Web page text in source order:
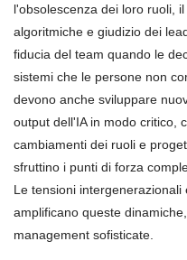
l'obsolescenza dei loro ruoli,
algoritmiche e giudizio dei
fiducia del team quando le
sistemi che le persone non
devono anche sviluppare
output dell'IA in modo critico,
cambiamenti dei ruoli e
sfruttino i punti di forza
Le tensioni
amplificano queste
management sofisticate.